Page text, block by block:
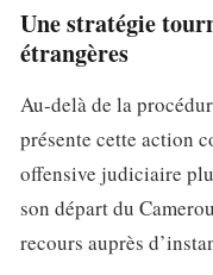
Une stratégie
étrangères
Au-delà de la
présente cette action
offensive judiciaire
son départ du
recours auprès